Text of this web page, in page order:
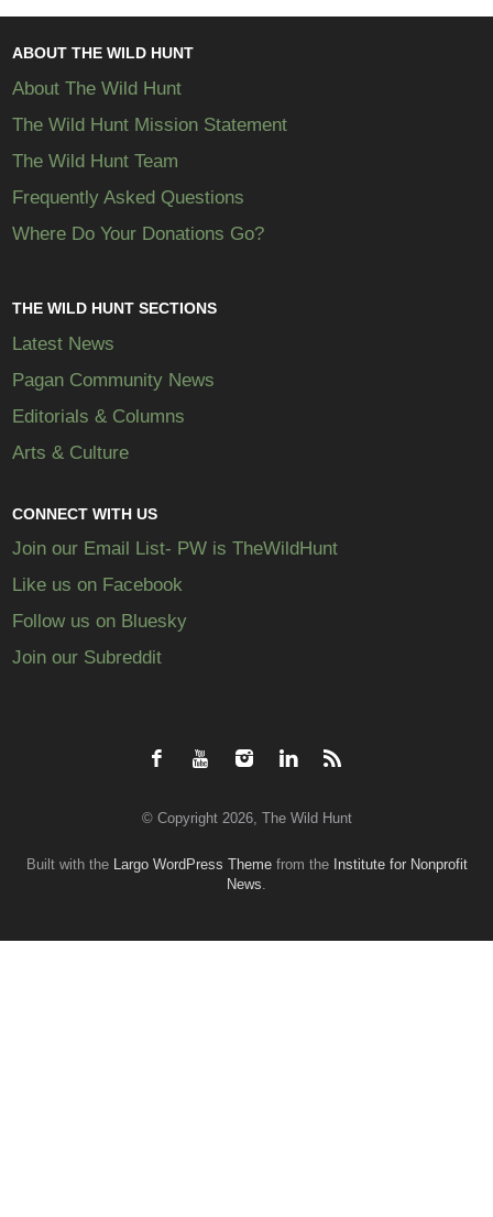
ABOUT THE WILD HUNT
About The Wild Hunt
The Wild Hunt Mission Statement
The Wild Hunt Team
Frequently Asked Questions
Where Do Your Donations Go?
THE WILD HUNT SECTIONS
Latest News
Pagan Community News
Editorials & Columns
Arts & Culture
CONNECT WITH US
Join our Email List- PW is TheWildHunt
Like us on Facebook
Follow us on Bluesky
Join our Subreddit
© Copyright 2026, The Wild Hunt
Built with the Largo WordPress Themefrom the
Institute for Nonprofit
News.
Back